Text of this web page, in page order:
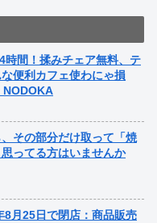
時間！揉みチェア無料、テ
便利カフェ使わにゃ損
NODOKA
その部分だけ取って「焼
ってる方はいませんか
8月25日で閉店：商品販売